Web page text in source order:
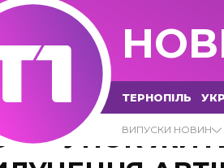
ТЕРНОПІЛЬ
ВИПУСКИ НОВИН